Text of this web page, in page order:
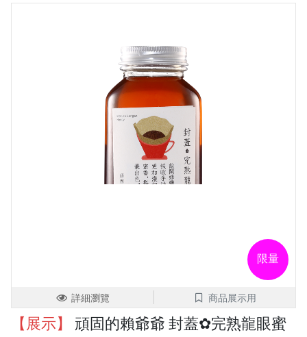
限量
詳細瀏覽 商品展示用
【展示】
頑固的賴爺爺 封蓋✿完熟龍眼蜜